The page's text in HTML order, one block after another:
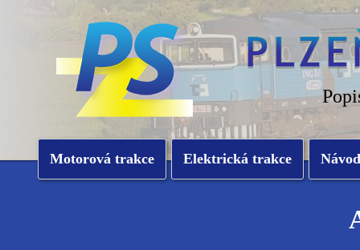
Motorová trakce Elektrická trakce